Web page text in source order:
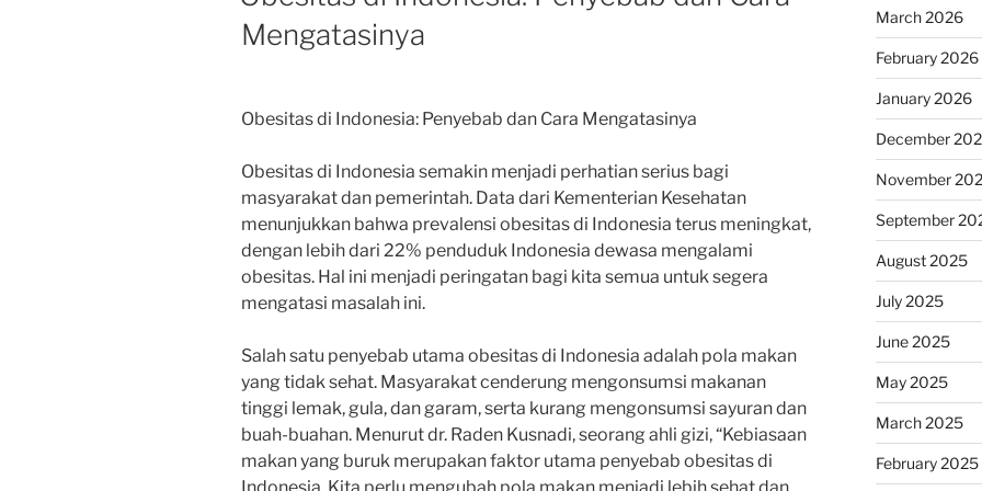
Mengatasinya
Obesitas di Indonesia: Penyebab dan Cara Mengatasinya
Obesitas di Indonesia semakin menjadi perhatian serius bagi
masyarakat dan pemerintah. Data dari Kementerian Kesehatan
menunjukkan bahwa prevalensi obesitas di Indonesia terus meningkat,
dengan lebih dari 22% penduduk Indonesia dewasa mengalami
obesitas. Hal ini menjadi peringatan bagi kita semua untuk segera
mengatasi masalah ini.
Salah satu penyebab utama obesitas di Indonesia adalah pola makan
yang tidak sehat. Masyarakat cenderung mengonsumsi makanan
tinggi lemak, gula, dan garam, serta kurang mengonsumsi sayuran dan
buah-buahan. Menurut dr. Raden Kusnadi, seorang ahli gizi, “Kebiasaan
makan yang buruk merupakan faktor utama penyebab obesitas di
March 2026
February 2026
January 2026
December
November
September
August 2025
July 2025
June 2025
May 2025
March 2025
February 2025